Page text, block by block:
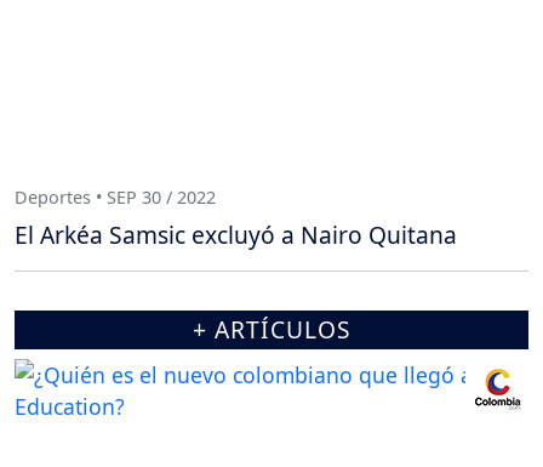
Deportes • SEP 30 / 2022
El Arkéa Samsic excluyó a Nairo Quitana
+ ARTÍCULOS